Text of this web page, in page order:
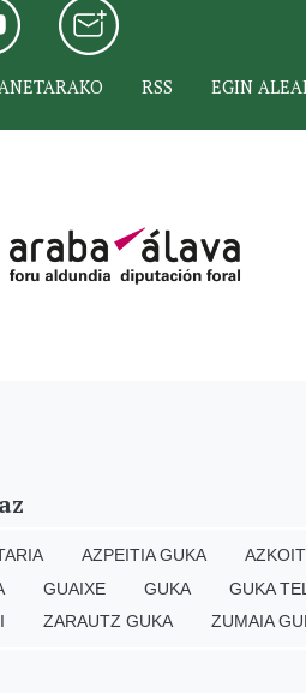
RSS EGIN
AZPEITIA GUKA
GUAIXE GUKA GUKA
ZARAUTZ GUKA ZUMAIA